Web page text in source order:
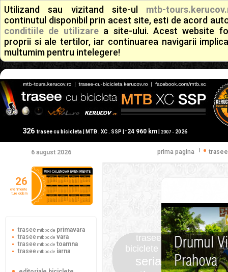
Utilizand sau vizitand site-ul mtb-
continutul disponibil prin acest site, esti de acord
conditiile de utilizarea site-ului. Acest website
proprii si ale tertilor, iar continuarea navigarii
multumim pentru intelegere!
326 trasee cu bicicleta | MTB . XC . SSP | + 24 960 km| 2007 - 2026
6 august 2026 prima pagina
trasee
biciclete
seria
26
evenimente
ture ciclism
trasee mtb xc de primavara
trasee mtb xc de vara
trasee mtb xc de toamna
trasee mtb xc de iarna